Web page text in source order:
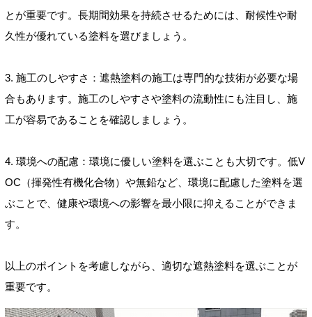
とが重要です。長期間効果を持続させるためには、耐候性や耐
久性が優れている塗料を選びましょう。
3. 施工のしやすさ：遮熱塗料の施工は専門的な技術が必要な場
合もあります。施工のしやすさや塗料の流動性にも注目し、施
工が容易であることを確認しましょう。
4. 環境への配慮：環境に優しい塗料を選ぶことも大切です。低V
OC（揮発性有機化合物）や無鉛など、環境に配慮した塗料を選
ぶことで、健康や環境への影響を最小限に抑えることができま
す。
以上のポイントを考慮しながら、適切な遮熱塗料を選ぶことが
重要です。